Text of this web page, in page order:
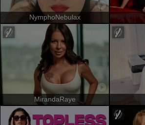
NymphoNebulax
MirandaRaye